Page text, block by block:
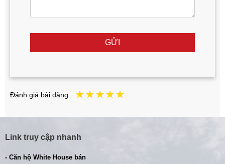
GỬI
Đánh giá bài đăng:
Link truy cập nhanh
- Căn hộ White House bán